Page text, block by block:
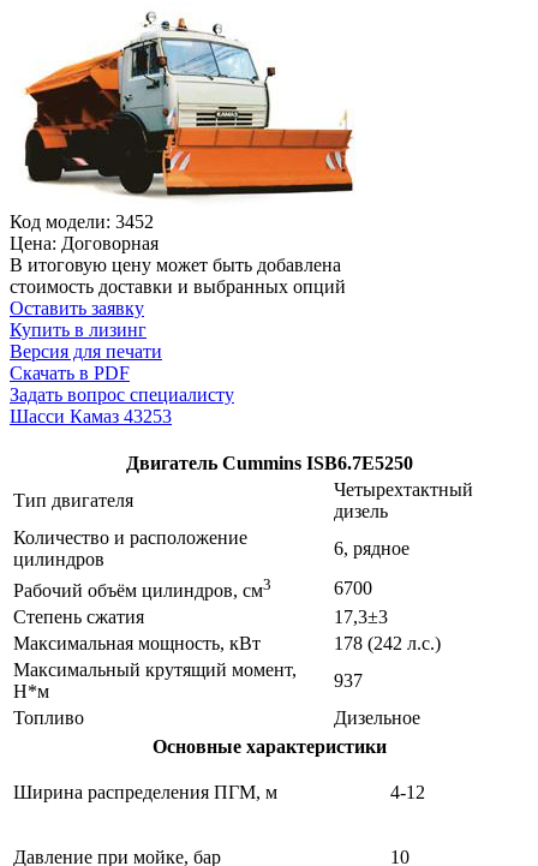
Код модели: 3452
Цена: Договорная
В итоговую цену может быть добавлена
стоимость доставки и выбранных опций
Оставить заявку
Купить в лизинг
Версия для печати
Скачать в PDF
Задать вопрос специалисту
Шасси Камаз 43253
Двигатель Cummins ISB6.7E5250
Тип двигателя
Четырехтактный
дизель
Количество и расположение
цилиндров
6, рядное
Рабочий объём цилиндров, см3
6700
Степень сжатия
17,3±3
Максимальная мощность, кВт
178 (242 л.с.)
Максимальный крутящий момент,
Н*м
937
Топливо
Дизельное
Основные характеристики
Ширина распределения ПГМ, м 4-12
Давление при мойке, бар 10